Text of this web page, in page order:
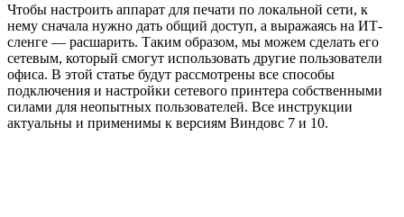
Чтобы настроить аппарат для печати по локальной сети, к
нему сначала нужно дать общий доступ, а выражаясь на ИТ-
сленге — расшарить. Таким образом, мы можем сделать его
сетевым, который смогут использовать другие пользователи
офиса. В этой статье будут рассмотрены все способы
подключения и настройки сетевого принтера собственными
силами для неопытных пользователей. Все инструкции
актуальны и применимы к версиям Виндовс 7 и 10.